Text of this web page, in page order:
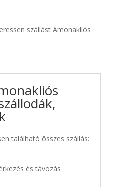
szállást Amonakliós
található összes szállás:
és távozás